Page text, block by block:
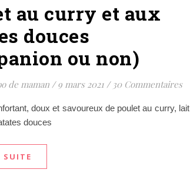
au curry et aux
douces
ou non)
de maman/ 9 mars 2021 / 30 Commentaires
doux et savoureux de poulet au curry, lait
douces
SUITE